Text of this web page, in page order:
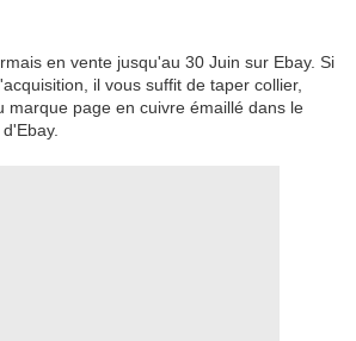
en vente jusqu'au 30 Juin sur Ebay. Si
il vous suffit de taper collier,
marque page en cuivre émaillé dans le